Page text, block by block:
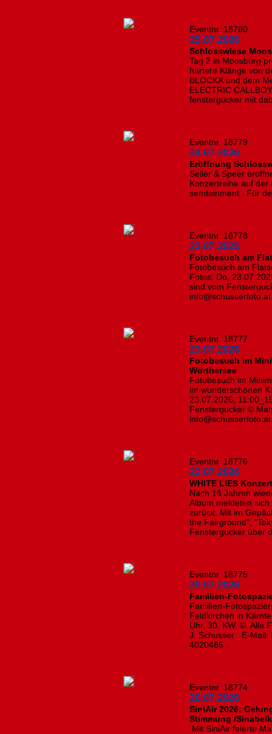
Eventnr. 18780
25.07.2026
Schlosswiese
Tag 2 in Moosburg
härtere Klänge von
BLOCKX und dem
ELECTRIC
fenstergucker mit
Eventnr. 18779
24.07.2026
Eröffnung
Seiler & Speer
Konzertreihe auf der
semtainment . Für
Eventnr. 18778
23.07.2026
Fotobesuch am
Fotobesuch am
Fotos: Do,
sind vom
Eventnr. 18777
23.07.2026
Fotobesuch im
Wörthersee
Fotobesuch im
im wunderschönen
23.07.2026,
Fenstergucker ©
Eventnr. 18776
22.07.2026
WHITE LIES
Nach 16 Jahren
Album meldeten
zurück. Mit im
the Fairground",
Fenstergucker über
Eventnr. 18775
20.07.2026
Familien-
Familien-
Feldkirchen in
Uhr, 30. KW. ©. Alle
J. Schusser . E-
4020485 .
Eventnr. 18774
20.07.2026
SiniAir 2026:
Stimmung /
Mit SiniAir feierte